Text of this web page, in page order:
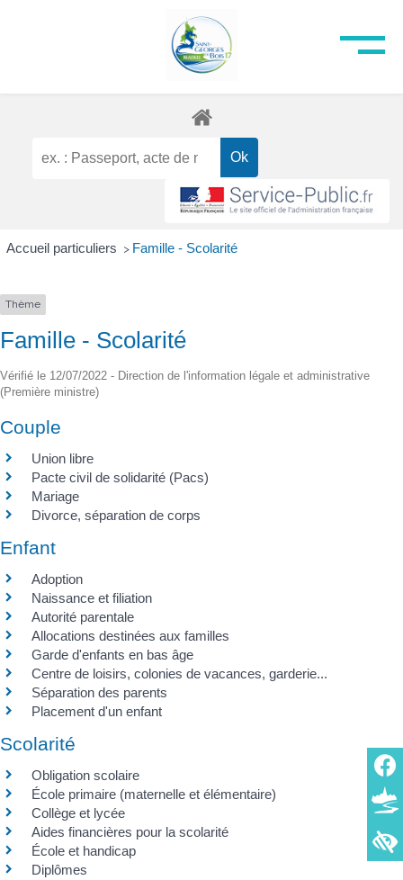
Accueil particuliers > Famille - Scolarité
Thème
Famille - Scolarité
Vérifié le 12/07/2022 - Direction de l'information légale et administrative
(Première ministre)
Couple
Union libre
Pacte civil de solidarité (Pacs)
Mariage
Divorce, séparation de corps
Enfant
Adoption
Naissance et filiation
Autorité parentale
Allocations destinées aux familles
Garde d'enfants en bas âge
Centre de loisirs, colonies de vacances, garderie...
Séparation des parents
Placement d'un enfant
Scolarité
Obligation scolaire
École primaire (maternelle et élémentaire)
Collège et lycée
Aides financières pour la scolarité
École et handicap
Diplômes